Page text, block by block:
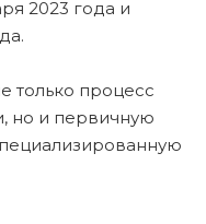
2023 года и
только процесс
но и первичную